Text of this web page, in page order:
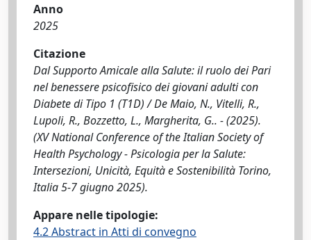
Anno
2025
Citazione
Dal Supporto Amicale alla Salute: il ruolo dei Pari
nel benessere psicofisico dei giovani adulti con
Diabete di Tipo 1 (T1D) / De Maio, N., Vitelli, R.,
Lupoli, R., Bozzetto, L., Margherita, G.. - (2025).
(XV National Conference of the Italian Society of
Health Psychology - Psicologia per la Salute:
Intersezioni, Unicità, Equità e Sostenibilità Torino,
Italia 5-7 giugno 2025).
Appare nelle tipologie:
4.2 Abstract in Atti di convegno